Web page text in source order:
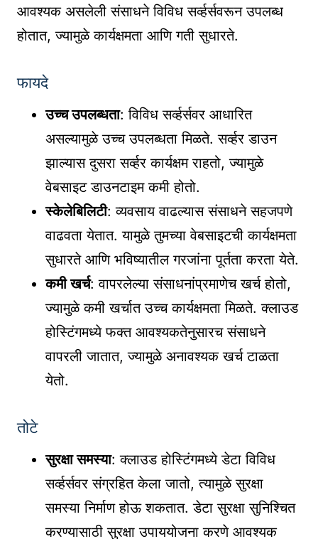
आवश्यक असलेली संसाधने विविध सर्व्हर्सवरून उपलब्ध
होतात, ज्यामुळे कार्यक्षमता आणि गती सुधारते.
फायदे
उच्च उपलब्धता: विविध सर्व्हर्सवर आधारित
असल्यामुळे उच्च उपलब्धता मिळते. सर्व्हर डाउन
झाल्यास दुसरा सर्व्हर कार्यक्षम राहतो, ज्यामुळे
वेबसाइट डाउनटाइम कमी होतो.
स्केलेबिलिटी: व्यवसाय वाढल्यास संसाधने सहजपणे
वाढवता येतात. यामुळे तुमच्या वेबसाइटची कार्यक्षमता
सुधारते आणि भविष्यातील गरजांना पूर्तता करता येते.
कमी खर्च: वापरलेल्या संसाधनांप्रमाणेच खर्च होतो,
ज्यामुळे कमी खर्चात उच्च कार्यक्षमता मिळते. क्लाउड
होस्टिंगमध्ये फक्त आवश्यकतेनुसारच संसाधने
वापरली जातात, ज्यामुळे अनावश्यक खर्च टाळता
येतो.
तोटे
सुरक्षा समस्या: क्लाउड होस्टिंगमध्ये डेटा विविध
सर्व्हर्सवर संग्रहित केला जातो, त्यामुळे सुरक्षा
समस्या निर्माण होऊ शकतात. डेटा सुरक्षा सुनिश्चित
करण्यासाठी सुरक्षा उपाययोजना करणे आवश्यक